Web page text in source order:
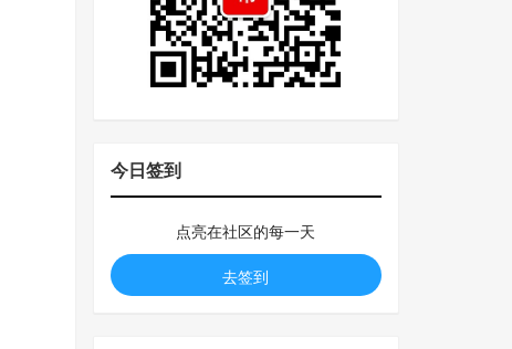
今日签到
点亮在社区的每一天
去签到